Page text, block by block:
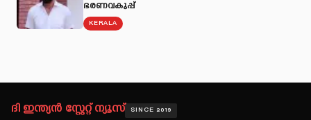
ഭരണവകുപ്പ്
KERALA
ദി ഇന്ത്യൻ സ്റ്റേറ്റ് ന്യൂസ് SINCE 2019